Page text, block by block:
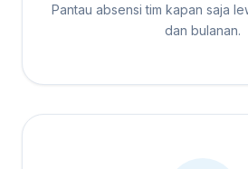
Pantau absensi tim kapan saja
dan bulanan.